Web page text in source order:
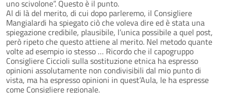
uno scivolone”. Questo è il punto.
Al di là del merito, di cui dopo parleremo, il Consigliere
Mangialardi ha spiegato ciò che voleva dire ed è stata una
spiegazione credibile, plausibile, l’unica possibile a quel post,
però ripeto che questo attiene al merito. Nel metodo quante
volte ad esempio io stesso … Ricordo che il capogruppo
Consigliere Ciccioli sulla sostituzione etnica ha espresso
opinioni assolutamente non condivisibili dal mio punto di
vista, ma ha espresso opinioni in quest’Aula, le ha espresse
come Consigliere regionale.